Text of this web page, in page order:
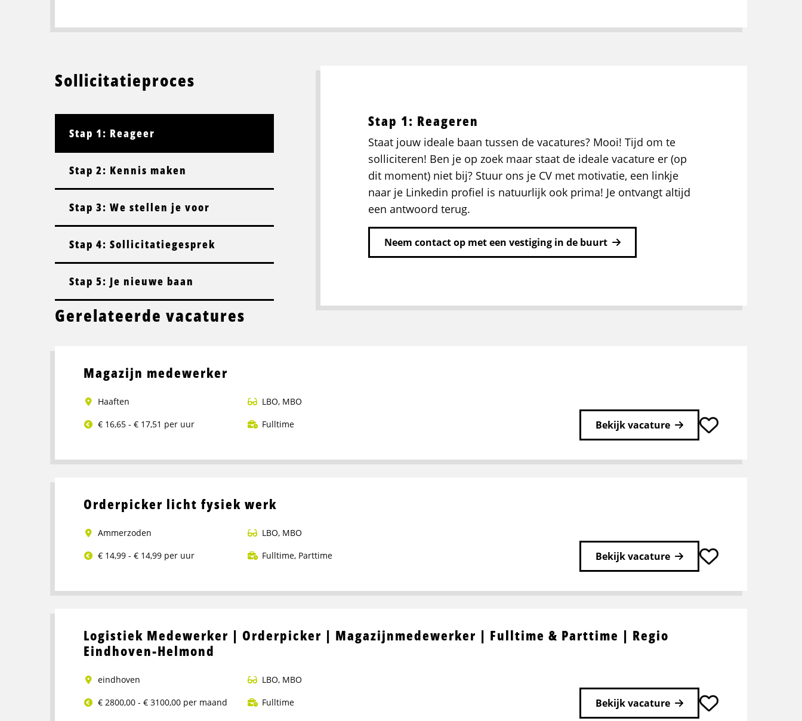
Sollicitatieproces
Stap 1: Reageer
Stap 2: Kennis maken
Stap 3: We stellen je voor
Stap 4: Sollicitatiegesprek
Stap 5: Je nieuwe baan
Stap 1: Reageren
Staat jouw ideale baan tussen de vacatures? Mooi! Tijd om te
solliciteren! Ben je op zoek maar staat de ideale vacature er (op
dit moment) niet bij? Stuur ons je CV met motivatie, een linkje
naar je Linkedin profiel is natuurlijk ook prima! Je ontvangt altijd
een antwoord terug.
Neem contact op met een vestiging in de buurt
Gerelateerde vacatures
Magazijn medewerker
Haaften LBO, MBO
€ 16,65 - € 17,51 per uur
Fulltime
Bekijk vacature
meer
medewerker
Orderpicker licht fysiek werk
Ammerzoden LBO, MBO
€ 14,99 - € 14,99 per uur
Fulltime, Parttime
Bekijk vacature
meer
licht
fysiek
Logistiek Medewerker | Orderpicker | Magazijnmedewerker | Fulltime & Parttime | Regio
Eindhoven-Helmond
eindhoven LBO, MBO
€ 2800,00 - € 3100,00 per maand
Fulltime
Bekijk vacature